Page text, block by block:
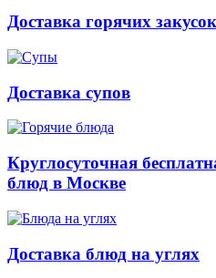
Доставка горячих закусок
Доставка супов
Круглосуточная
блюд в Москве
Доставка блюд на углях